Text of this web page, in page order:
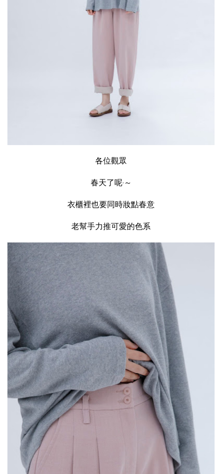
各位觀眾
春天了呢·～
衣櫃裡也要同時妝點春意
老幫手力推可愛的色系